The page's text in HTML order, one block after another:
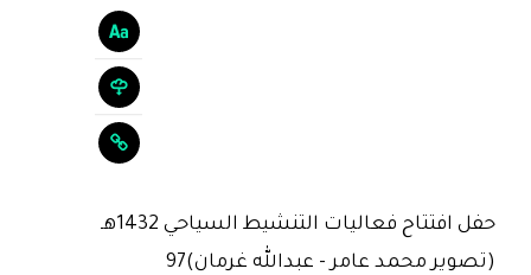
حفل افتتاح فعاليات التنشيط السياحي 1432هـ
(تصوير محمد عامر - عبدالله غرمان)97